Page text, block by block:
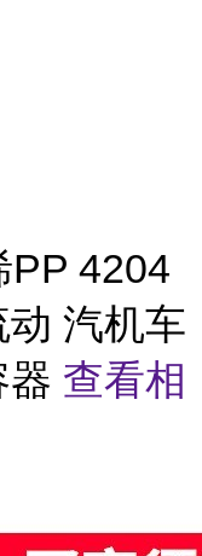
PP 4204
汽机车
查看相